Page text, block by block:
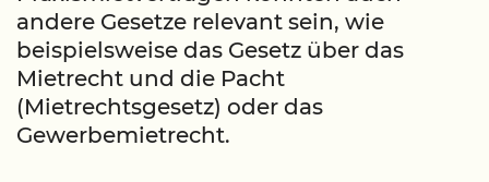
andere Gesetze relevant sein, wie
beispielsweise das Gesetz über das
Mietrecht und die Pacht
(Mietrechtsgesetz) oder das
Gewerbemietrecht.